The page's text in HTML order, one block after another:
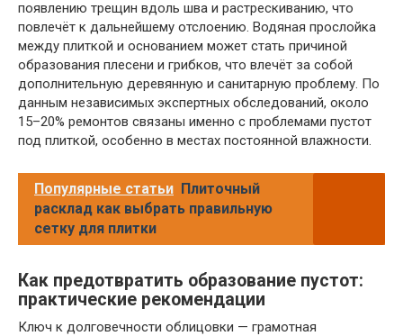
появлению трещин вдоль шва и растрескиванию, что
повлечёт к дальнейшему отслоению. Водяная прослойка
между плиткой и основанием может стать причиной
образования плесени и грибков, что влечёт за собой
дополнительную деревянную и санитарную проблему. По
данным независимых экспертных обследований, около
15–20% ремонтов связаны именно с проблемами пустот
под плиткой, особенно в местах постоянной влажности.
Популярные статьи Плиточный
расклад как выбрать правильную
сетку для плитки
Как предотвратить образование пустот:
практические рекомендации
Ключ к долговечности облицовки — грамотная